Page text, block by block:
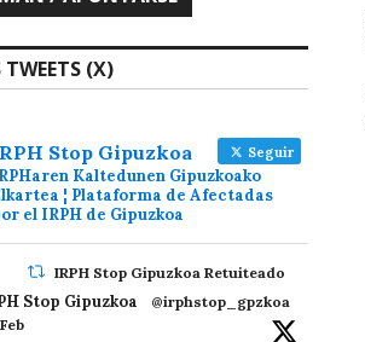
(X)
Stop Gipuzkoa Seguir
Kaltedunen Gipuzkoako
¦ Plataforma de Afectadas
el IRPH de Gipuzkoa
IRPH Stop Gipuzkoa Retuiteado
Stop Gipuzkoa
@irphstop_gpzkoa